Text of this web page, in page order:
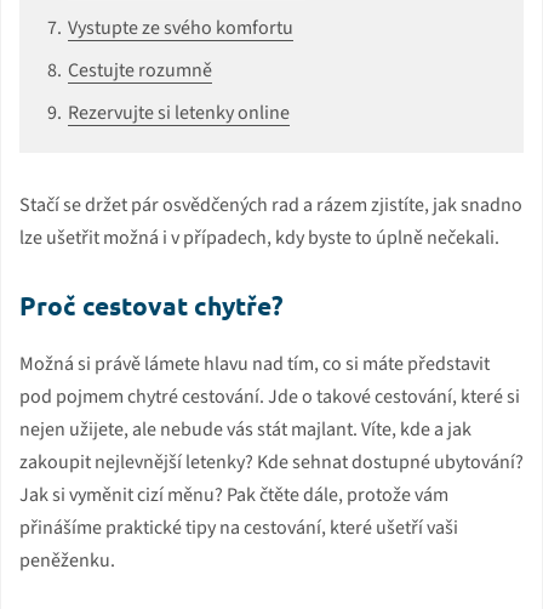
Vystupte ze svého komfortu
Cestujte rozumně
Rezervujte si letenky online
Stačí se držet pár osvědčených rad a rázem zjistíte, jak snadno
lze ušetřit možná i v případech, kdy byste to úplně nečekali.
Proč cestovat chytře?
Možná si právě lámete hlavu nad tím, co si máte představit
pod pojmem chytré cestování. Jde o takové cestování, které si
nejen užijete, ale nebude vás stát majlant. Víte, kde a jak
zakoupit nejlevnější letenky? Kde sehnat dostupné ubytování?
Jak si vyměnit cizí měnu? Pak čtěte dále, protože vám
přinášíme praktické tipy na cestování, které ušetří vaši
peněženku.